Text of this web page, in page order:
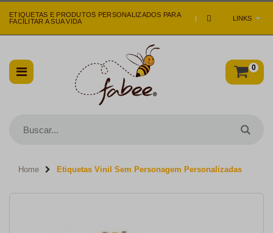
LINKS
ETIQUETAS E PRODUTOS PERSONALIZADOS PARA
FACILITAR A SUA VIDA
|
0
Home Etiquetas Vinil Sem Personagem Personalizadas